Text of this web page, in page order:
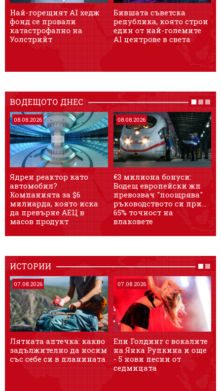
Най-горещият AI хедж
фонд се провали
катастрофално на
Уолстрийт
Бившата съветска
република, която строи
един от най-големите
AI центрове в света
ВОДЕЩОТО ДНЕС
08.08.2026
Ядрен реактор като
автомобил?
Компанията за $6
милиарда, която иска
да превърне АЕЦ в
масов продукт
08.08.2026
€3 милиона бонуси:
Водещ европейски жп
превозвач "поощрява"
ръководството си при...
65% точност на
влаковете
ИСТОРИИ
07.08.2026
Лятната аптечка: какво
задължително да носим
със себе си в планината
07.08.2026
Ели Голдинг с вокалите
на Янка Рупкина и още
- 5 нови песни от
седмицата